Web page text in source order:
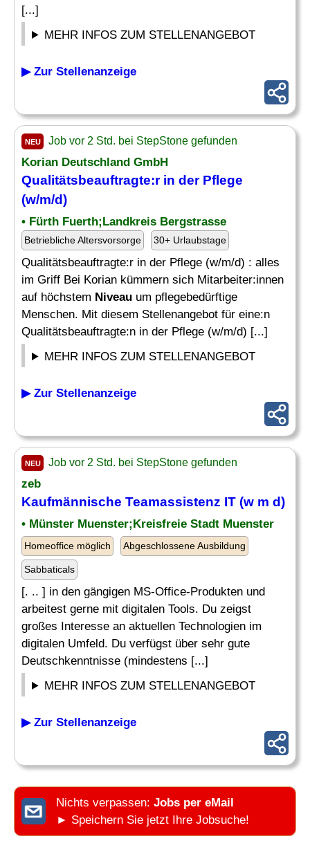
[...]
MEHR INFOS ZUM STELLENANGEBOT
▶ Zur Stellenanzeige
NEU Job vor 2 Std. bei StepStone gefunden
Korian Deutschland GmbH
Qualitätsbeauftragte:r in der Pflege
(w/m/d)
• Fürth Fuerth;Landkreis Bergstrasse
Betriebliche Altersvorsorge 30+ Urlaubstage
Qualitätsbeauftragte:r in der Pflege (w/m/d) : alles
im Griff Bei Korian kümmern sich Mitarbeiter:innen
auf höchstem Niveau um pflegebedürftige
Menschen. Mit diesem Stellenangebot für eine:n
Qualitätsbeauftragte:n in der Pflege (w/m/d) [...]
MEHR INFOS ZUM STELLENANGEBOT
▶ Zur Stellenanzeige
NEU Job vor 2 Std. bei StepStone gefunden
zeb
Kaufmännische Teamassistenz IT (w m d)
• Münster Muenster;Kreisfreie Stadt Muenster
Homeoffice möglich Abgeschlossene Ausbildung
Sabbaticals
[. .. ] in den gängigen MS-Office-Produkten und
arbeitest gerne mit digitalen Tools. Du zeigst
großes Interesse an aktuellen Technologien im
digitalen Umfeld. Du verfügst über sehr gute
Deutschkenntnisse (mindestens [...]
MEHR INFOS ZUM STELLENANGEBOT
▶ Zur Stellenanzeige
Nichts verpassen: Jobs per eMail
► Speichern Sie jetzt Ihre Jobsuche!